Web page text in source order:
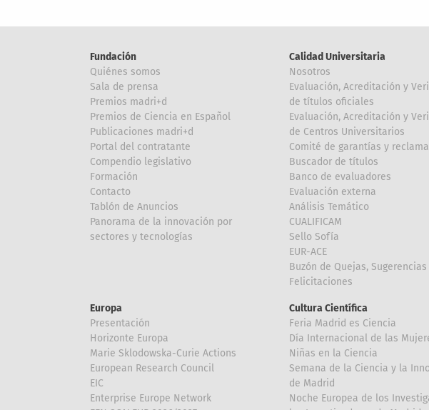
Fundación
Quiénes somos
Sala de prensa
Premios madri+d
Premios de Ciencia en Español
Publicaciones madri+d
Portal del contratante
Compendio legislativo
Formación
Contacto
Tablón de Anuncios
Panorama de la innovación por
sectores y tecnologías
Calidad Universitaria
Nosotros
Evaluación, Acreditación y
de títulos oficiales
Evaluación, Acreditación y
de Centros Universitarios
Comité de garantías y
Buscador de títulos
Banco de evaluadores
Evaluación externa
Análisis Temático
CUALIFICAM
Sello Sofía
EUR-ACE
Buzón de Quejas, Sugerencias
Felicitaciones
Europa
Presentación
Horizonte Europa
Marie Sklodowska-Curie Actions
European Research Council
EIC
Enterprise Europe Network
Cultura Científica
Feria Madrid es Ciencia
Día Internacional de las
Niñas en la Ciencia
Semana de la Ciencia y la
de Madrid
Noche Europea de los